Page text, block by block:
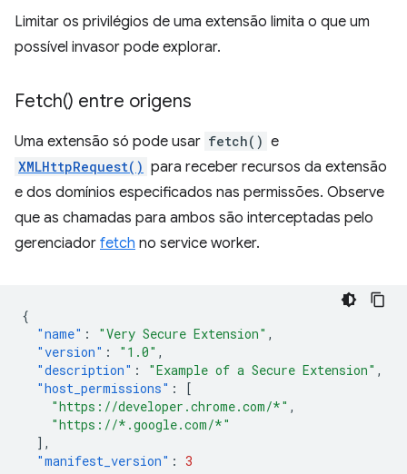
Limitar os privilégios de uma extensão limita o que um
possível invasor pode explorar.
Fetch() entre origens
Uma extensão só pode usar fetch() e
XMLHttpRequest() para receber recursos da extensão
e dos domínios especificados nas permissões. Observe
que as chamadas para ambos são interceptadas pelo
gerenciador fetch no service worker.
{
"name" : "Very Secure Extension" ,
"version" : "1.0" ,
"description" : "Example of a Secure Extension" ,
"host_permissions" :
[
"https://developer.chrome.com/*" ,
"https://*.google.com/*"
],
"manifest_version" : 3